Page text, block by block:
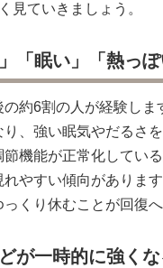
見ていきましょう。
「眠い」「熱っぽ
約6割の人が経験しま
、強い眠気やだるさ
機能が正常化してい
やすい傾向がありま
くり休むことが回復へ
が一時的に強くな